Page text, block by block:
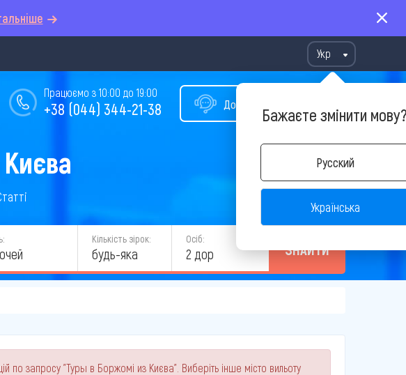
Укр
Бажаєте змінити
Русский
Українська
Допомога у виборі туру
Працюємо з 10:00 до 19:00
+38 (044) 344-21-38
Кількість зірок:
будь-яка
Осіб:
2 дор ЗНАЙТИ
по запросу "Туры в Боржомі из Києва". Виберіть інше місто вильоту